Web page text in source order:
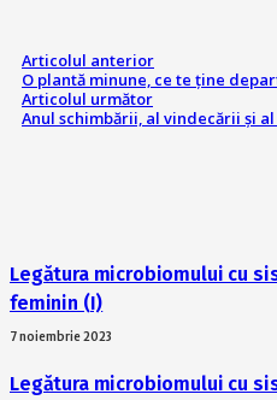
Articolul anterior
O plantă minune, ce te ține
Articolul următor
Anul schimbării, al vindecării și al
Legătura microbiomului cu
feminin (I)
7 noiembrie 2023
Legătura microbiomului cu